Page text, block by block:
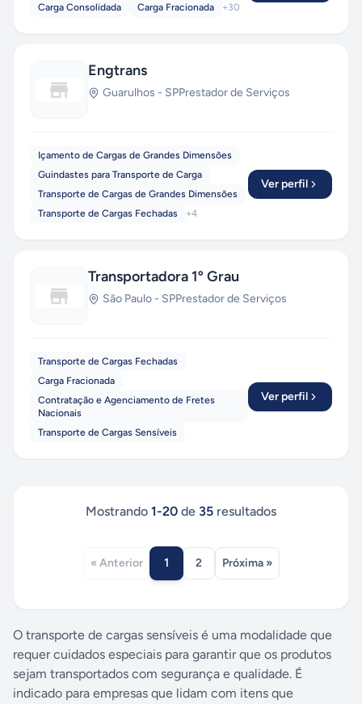
Carga Consolidada Carga Fracionada +30
Engtrans
Guarulhos - SPPrestador de Serviços
Içamento de Cargas de Grandes Dimensões
Guindastes para Transporte de Carga
Transporte de Cargas de Grandes Dimensões
Transporte de Cargas Fechadas
+4
Ver perfil
Transportadora 1º Grau
São Paulo - SPPrestador de Serviços
Transporte de Cargas Fechadas
Carga Fracionada
Contratação e Agenciamento de Fretes
Nacionais
Transporte de Cargas Sensíveis
Ver perfil
Mostrando 1-20 de 35 resultados
« Anterior 1 2 Próxima »
O transporte de cargas sensíveis é uma modalidade que
requer cuidados especiais para garantir que os produtos
sejam transportados com segurança e qualidade. É
indicado para empresas que lidam com itens que